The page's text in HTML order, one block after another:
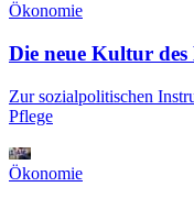
Ökonomie
Die neue Kultur des
Zur sozialpolitischen
Pflege
Ökonomie